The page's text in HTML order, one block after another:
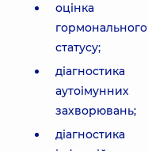
оцінка
гормонального
статусу;
діагностика
аутоімунних
захворювань;
діагностика